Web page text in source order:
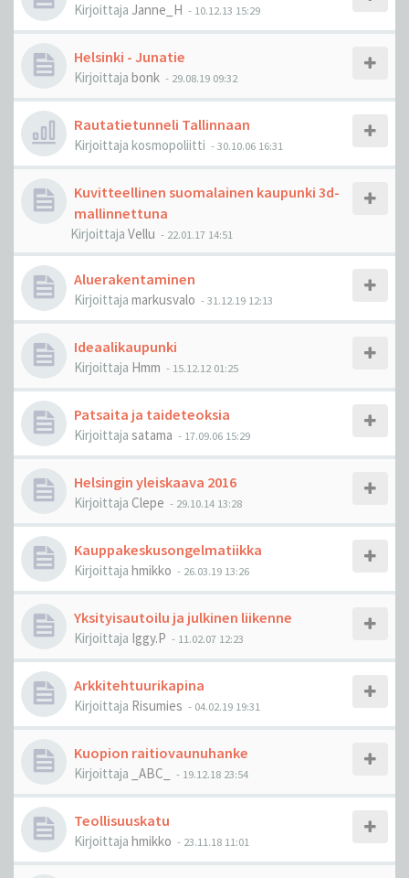
Kirjoittaja Janne_H - 10.12.13 15:29
Helsinki - Junatie
Kirjoittaja bonk - 29.08.19 09:32
Rautatietunneli Tallinnaan
Kirjoittaja kosmopoliitti -30.10.06 16:31
Kuvitteellinen suomalainen kaupunki 3d-
mallinnettuna
Kirjoittaja Vellu - 22.01.17 14:51
Aluerakentaminen
Kirjoittaja markusvalo -31.12.19 12:13
Ideaalikaupunki
Kirjoittaja Hmm - 15.12.12 01:25
Patsaita ja taideteoksia
Kirjoittaja satama - 17.09.06 15:29
Helsingin yleiskaava 2016
Kirjoittaja Clepe - 29.10.14 13:28
Kauppakeskusongelmatiikka
Kirjoittaja hmikko - 26.03.19 13:26
Yksityisautoilu ja julkinen liikenne
Kirjoittaja Iggy.P - 11.02.07 12:23
Arkkitehtuurikapina
Kirjoittaja Risumies - 04.02.19 19:31
Kuopion raitiovaunuhanke
Kirjoittaja _ABC_ - 19.12.18 23:54
Teollisuuskatu
Kirjoittaja hmikko - 23.11.18 11:01